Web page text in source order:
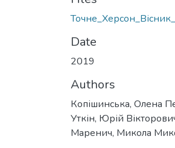
Date
2019
Authors
Копішинська, Олена
Уткін, Юрій
Маренич, Микола